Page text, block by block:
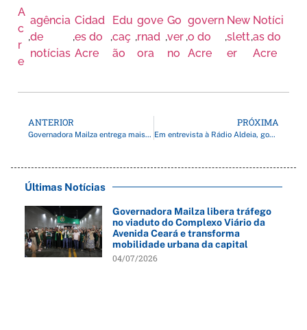
A
c
r
e
,
agência
de
notícias
,
Cidad
es do
Acre
,
Edu
caç
ão
,
gove
rnad
ora
,
Go
ver
no
,
govern
o do
Acre
,
New
slett
er
,
Notíci
as do
Acre
ANTERIOR
Governadora Mailza entrega mais de 170 títulos definitivos e fortalece regularização fundiária em Epitaciolândia
PRÓXIMA
Em entrevista à Rádio Aldeia, governadora Mailza detalha investimentos em Brasileia e Epitaciolândia
Últimas Notícias
Governadora Mailza libera tráfego
no viaduto do Complexo Viário da
Avenida Ceará e transforma
mobilidade urbana da capital
04/07/2026